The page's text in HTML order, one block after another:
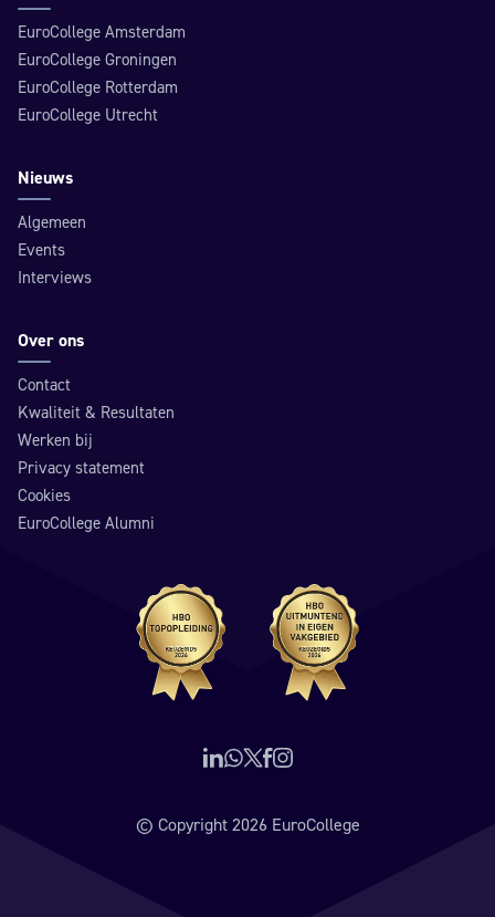
EuroCollege Amsterdam
EuroCollege Groningen
EuroCollege Rotterdam
EuroCollege Utrecht
Nieuws
Algemeen
Events
Interviews
Over ons
Contact
Kwaliteit & Resultaten
Werken bij
Privacy statement
Cookies
EuroCollege Alumni
Volg ons op LinkedIn
Neem contact op via WhatsApp
Volg ons op X (voorheen Twitter)
Volg ons op Facebook
Volg ons op Instagram
© Copyright 2026 EuroCollege